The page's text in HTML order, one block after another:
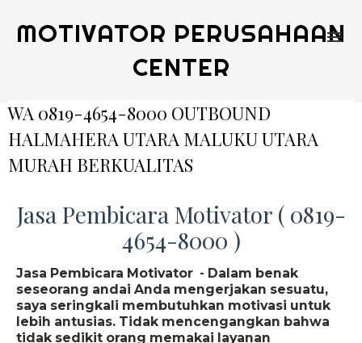
MOTIVATOR PERUSAHAAN
CENTER
WA 0819-4654-8000 OUTBOUND
HALMAHERA UTARA MALUKU UTARA
MURAH BERKUALITAS
Jasa Pembicara Motivator ( 0819-
4654-8000 )
Jasa Pembicara Motivator - Dalam benak
seseorang andai Anda mengerjakan sesuatu,
saya seringkali membutuhkan motivasi untuk
lebih antusias. Tidak mencengangkan bahwa
tidak sedikit orang memakai layanan